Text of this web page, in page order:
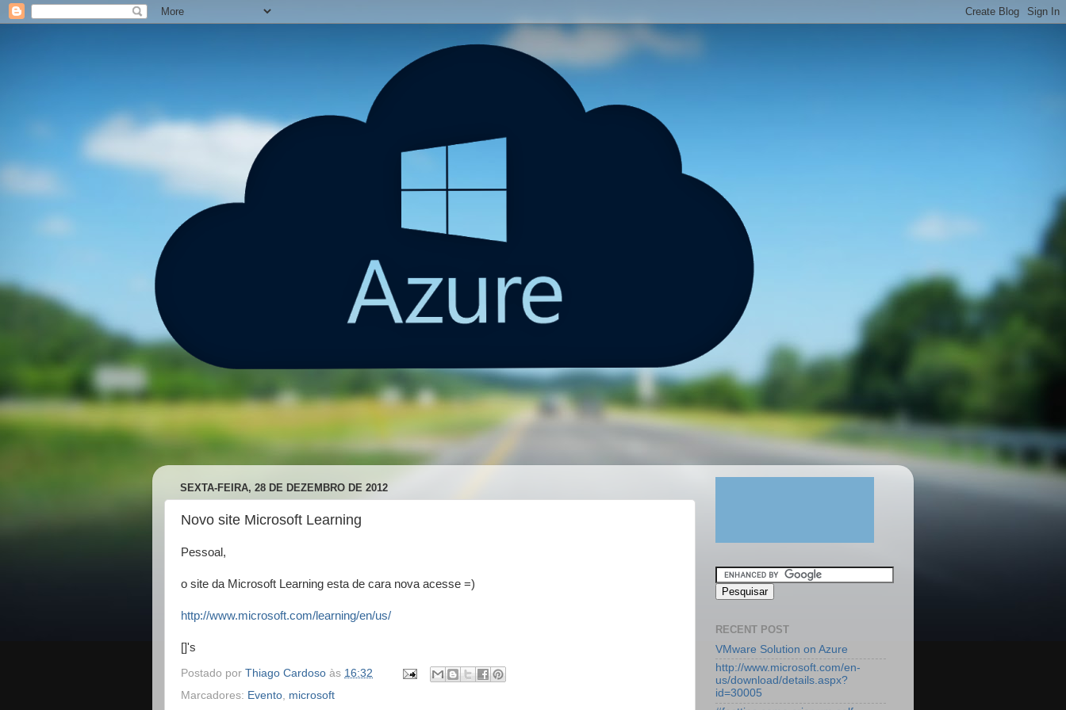
SEXTA-FEIRA, 28 DE DEZEMBRO DE 2012
Novo site Microsoft Learning
Pessoal,
o site da Microsoft Learning esta de cara nova acesse =)
http://www.microsoft.com/learning/en/us/
[]'s
Postado por Thiago Cardoso às 16:32
Marcadores: Evento microsoft
RECENT POST
VMware Solution on Azure
http://www.microsoft.com/en-
us/download/details.aspx?
id=30005